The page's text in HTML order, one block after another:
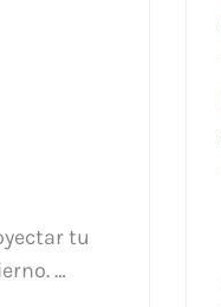
tu
…